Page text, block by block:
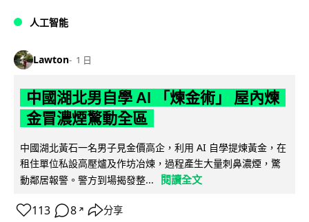
人工智能
Lawton 1 日
中國湖北男自學 AI 「煉金術」 屋內煉
金冒濃煙驚動全區
中國湖北黃石一名男子見金價高企，利用 AI 自學提煉黃金，在
租住單位私設高壓爐及作坊冶煉，過程產生大量刺鼻濃煙，驚
動鄰居報警。警方到場揭發整...
閱讀全文
113 8 ↗ 分享